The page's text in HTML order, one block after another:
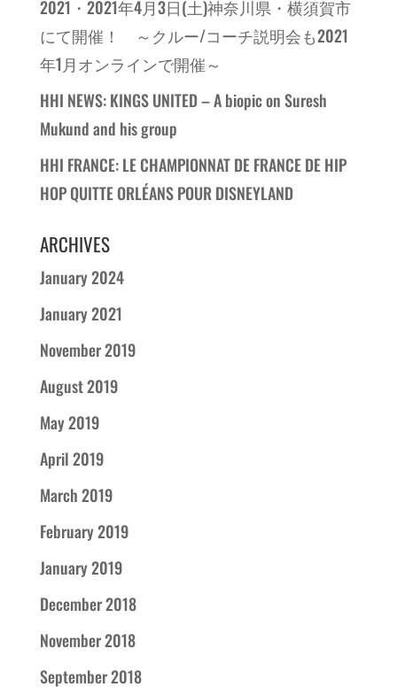
2021・2021年4月3日(土)神奈川県・横須賀市
にて開催！ ～クルー/コーチ説明会も2021
年1月オンラインで開催～
HHI NEWS: KINGS UNITED – A biopic on Suresh
Mukund and his group
HHI FRANCE: LE CHAMPIONNAT DE FRANCE DE HIP
HOP QUITTE ORLÉANS POUR DISNEYLAND
ARCHIVES
January 2024
January 2021
November 2019
August 2019
May 2019
April 2019
March 2019
February 2019
January 2019
December 2018
November 2018
September 2018